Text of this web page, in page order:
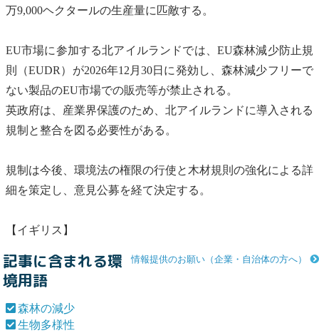
万9,000ヘクタールの生産量に匹敵する。
EU市場に参加する北アイルランドでは、EU森林減少防止規
則（EUDR）が2026年12月30日に発効し、森林減少フリーで
ない製品のEU市場での販売等が禁止される。
英政府は、産業界保護のため、北アイルランドに導入される
規制と整合を図る必要性がある。
規制は今後、環境法の権限の行使と木材規則の強化による詳
細を策定し、意見公募を経て決定する。
【イギリス】
情報提供のお願い（企業・自治体の方へ）
記事に含まれる環
境用語
森林の減少
生物多様性